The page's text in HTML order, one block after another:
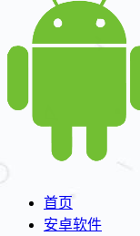
首页
安卓软件